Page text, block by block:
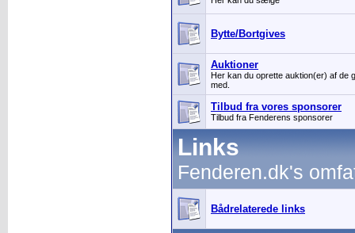
Bytte/Bortgives
Auktioner
Her kan du oprette auktion(er) af de
med.
Tilbud fra vores sponsorer
Tilbud fra Fenderens sponsorer
Links
Fenderen.dk's
Bådrelaterede links